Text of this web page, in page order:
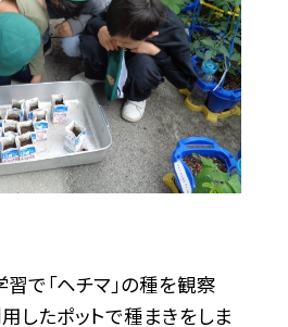
で「ヘチマ」の種を観察
したポットで種まきをしま